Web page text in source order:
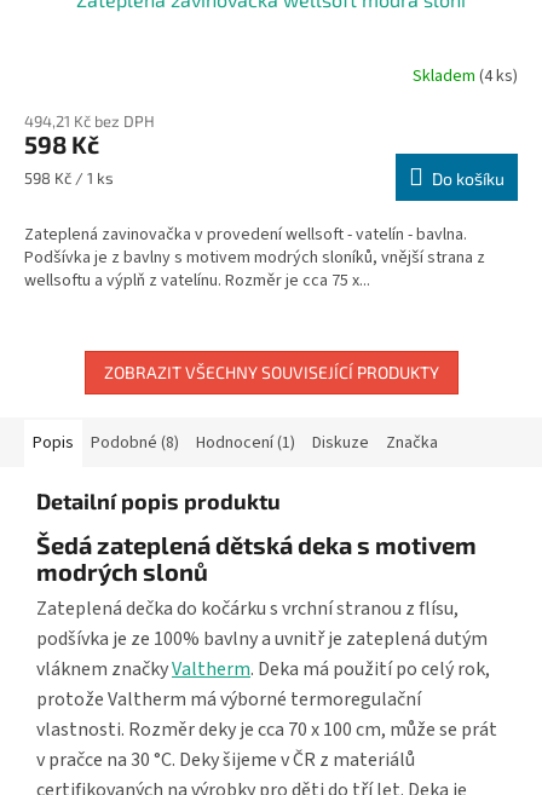
Skladem (4 ks)
494,21 Kč bez DPH
598 Kč
Měrná
598 Kč / 1 ks Do košíku
Zateplená zavinovačka v provedení wellsoft - vatelín - bavlna.
Podšívka je z bavlny s motivem modrých sloníků, vnější strana z
wellsoftu a výplň z vatelínu. Rozměr je cca 75 x...
ZOBRAZIT VŠECHNY SOUVISEJÍCÍ PRODUKTY
Popis Podobné (8) Hodnocení (1) Diskuze Značka
Detailní popis produktu
Šedá zateplená dětská deka s motivem
modrých slonů
Zateplená dečka do kočárku s vrchní stranou z flísu,
podšívka je ze 100% bavlny a uvnitř je zateplená dutým
vláknem značkyValtherm. Deka má použití po celý rok,
protože Valtherm má výborné termoregulační
vlastnosti. Rozměr deky je cca 70 x 100 cm, může se prát
v pračce na 30 °C. Deky šijeme v ČR z materiálů